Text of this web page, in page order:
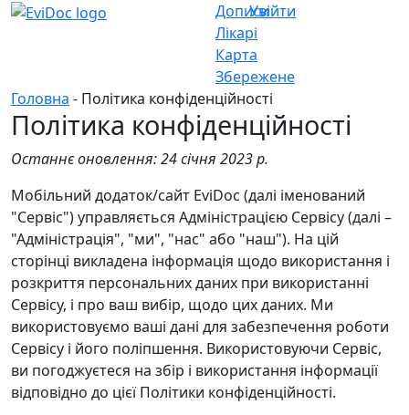
Дописи
Лікарі
Карта
Збережене
Увійти
Головна - Політика конфіденційності
Політика конфіденційності
Останнє оновлення: 24 січня 2023 р.
Мобільний додаток/сайт EviDoc (далі іменований
"Сервіс") управляється Адміністрацією Сервісу (далі –
"Адміністрація", "ми", "нас" або "наш"). На цій
сторінці викладена інформація щодо використання і
розкриття персональних даних при використанні
Сервісу, і про ваш вибір, щодо цих даних. Ми
використовуємо ваші дані для забезпечення роботи
Сервісу і його поліпшення. Використовуючи Сервіс,
ви погоджуєтеся на збір і використання інформації
відповідно до цієї Політики конфіденційності.